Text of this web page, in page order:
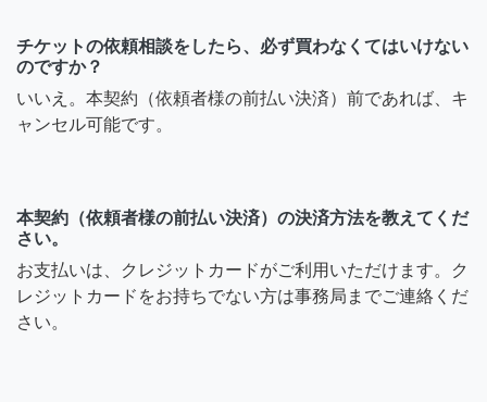
チケットの依頼相談をしたら、必ず買わなくてはいけない
のですか？
いいえ。本契約（依頼者様の前払い決済）前であれば、キ
ャンセル可能です。
本契約（依頼者様の前払い決済）の決済方法を教えてくだ
さい。
お支払いは、クレジットカードがご利用いただけます。ク
レジットカードをお持ちでない方は事務局までご連絡くだ
さい。